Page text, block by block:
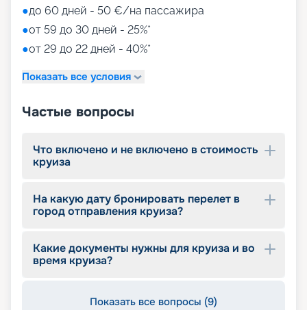
●до 60 дней - 50 €/на пассажира
●от 59 до 30 дней - 25%*
●от 29 до 22 дней - 40%*
Показать все условия
Частые вопросы
Что включено и не включено в стоимость
круиза
На какую дату бронировать перелет в
город отправления круиза?
Какие документы нужны для круиза и во
время круиза?
Показать все вопросы (9)